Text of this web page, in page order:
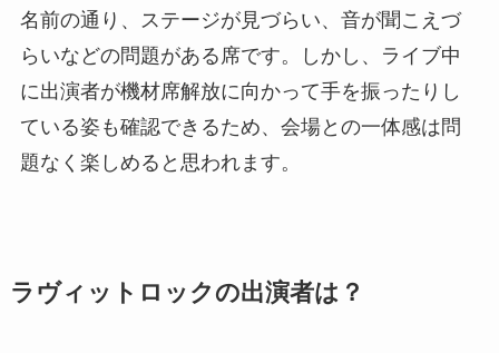
名前の通り、ステージが見づらい、音が聞こえづ
らいなどの問題がある席です。しかし、ライブ中
に出演者が機材席解放に向かって手を振ったりし
ている姿も確認できるため、会場との一体感は問
題なく楽しめると思われます。
ラヴィットロックの出演者は？